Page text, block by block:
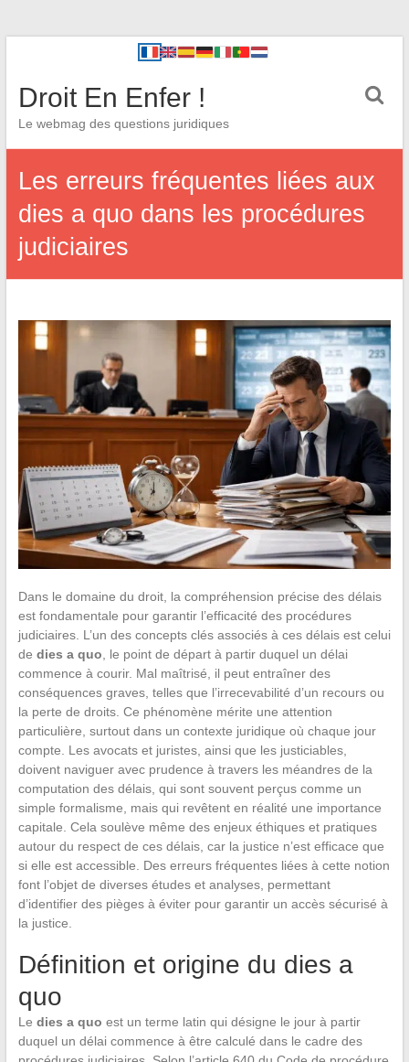
Droit En Enfer !
Le webmag des questions juridiques
Les erreurs fréquentes liées aux
dies a quo dans les procédures
judiciaires
Dans le domaine du droit, la compréhension précise des délais
est fondamentale pour garantir l’efficacité des procédures
judiciaires. L’un des concepts clés associés à ces délais est celui
de dies a quo, le point de départ à partir duquel un délai
commence à courir. Mal maîtrisé, il peut entraîner des
conséquences graves, telles que l’irrecevabilité d’un recours ou
la perte de droits. Ce phénomène mérite une attention
particulière, surtout dans un contexte juridique où chaque jour
compte. Les avocats et juristes, ainsi que les justiciables,
doivent naviguer avec prudence à travers les méandres de la
computation des délais, qui sont souvent perçus comme un
simple formalisme, mais qui revêtent en réalité une importance
capitale. Cela soulève même des enjeux éthiques et pratiques
autour du respect de ces délais, car la justice n’est efficace que
si elle est accessible. Des erreurs fréquentes liées à cette notion
font l’objet de diverses études et analyses, permettant
d’identifier des pièges à éviter pour garantir un accès sécurisé à
la justice.
Définition et origine du dies a
quo
Le dies a quo est un terme latin qui désigne le jour à partir
duquel un délai commence à être calculé dans le cadre des